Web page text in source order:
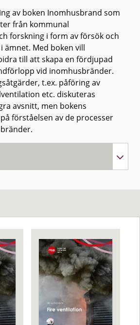
av boken Inomhusbrand som
från kom­munal
forskning i form av försök och
äm­net. Med boken vill
till att skapa en fördjupad
vid inomhusbränder.
t.ex. påföring av
etc. diskuteras
avsnitt, men bo­kens
förståelsen av de processer